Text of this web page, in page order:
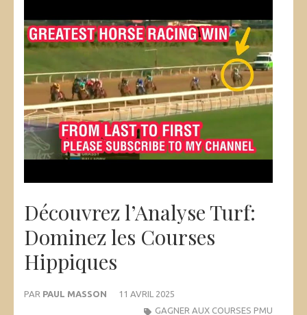
Découvrez l’Analyse Turf:
Dominez les Courses
Hippiques
PAR PAUL MASSON
11 AVRIL 2025
GAGNER AUX COURSES PMU